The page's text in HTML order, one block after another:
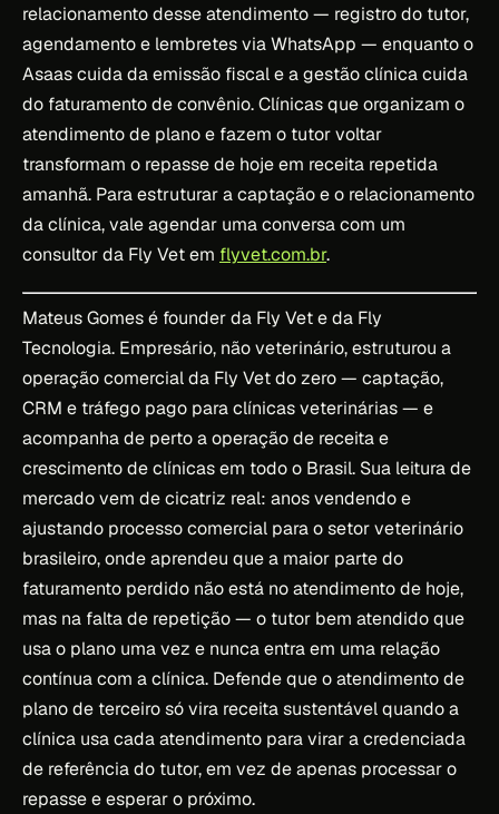
relacionamento desse atendimento — registro do tutor,
agendamento e lembretes via WhatsApp — enquanto o
Asaas cuida da emissão fiscal e a gestão clínica cuida
do faturamento de convênio. Clínicas que organizam o
atendimento de plano e fazem o tutor voltar
transformam o repasse de hoje em receita repetida
amanhã. Para estruturar a captação e o relacionamento
da clínica, vale agendar uma conversa com um
consultor da Fly Vet em flyvet.com.br.
Mateus Gomes é founder da Fly Vet e da Fly
Tecnologia. Empresário, não veterinário, estruturou a
operação comercial da Fly Vet do zero — captação,
CRM e tráfego pago para clínicas veterinárias — e
acompanha de perto a operação de receita e
crescimento de clínicas em todo o Brasil. Sua leitura de
mercado vem de cicatriz real: anos vendendo e
ajustando processo comercial para o setor veterinário
brasileiro, onde aprendeu que a maior parte do
faturamento perdido não está no atendimento de hoje,
mas na falta de repetição — o tutor bem atendido que
usa o plano uma vez e nunca entra em uma relação
contínua com a clínica. Defende que o atendimento de
plano de terceiro só vira receita sustentável quando a
clínica usa cada atendimento para virar a credenciada
de referência do tutor, em vez de apenas processar o
repasse e esperar o próximo.